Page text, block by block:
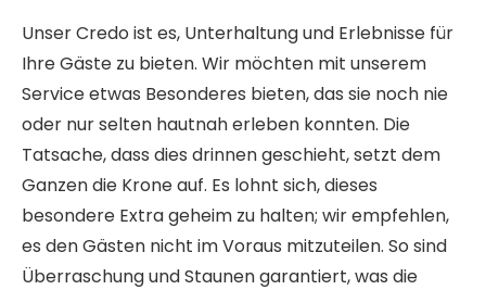
Unser Credo ist es, Unterhaltung und Erlebnisse für
Ihre Gäste zu bieten. Wir möchten mit unserem
Service etwas Besonderes bieten, das sie noch nie
oder nur selten hautnah erleben konnten. Die
Tatsache, dass dies drinnen geschieht, setzt dem
Ganzen die Krone auf. Es lohnt sich, dieses
besondere Extra geheim zu halten; wir empfehlen,
es den Gästen nicht im Voraus mitzuteilen. So sind
Überraschung und Staunen garantiert, was die